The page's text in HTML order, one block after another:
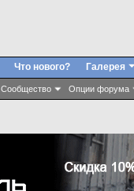
Сообщество Опции форума
Что нового? Галерея